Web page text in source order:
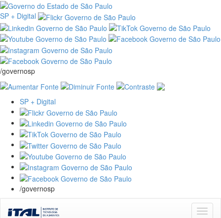
SP + Digital
/governosp
SP + Digital
/governosp
navigation